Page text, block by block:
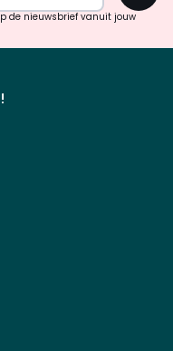
de nieuwsbrief vanuit jouw